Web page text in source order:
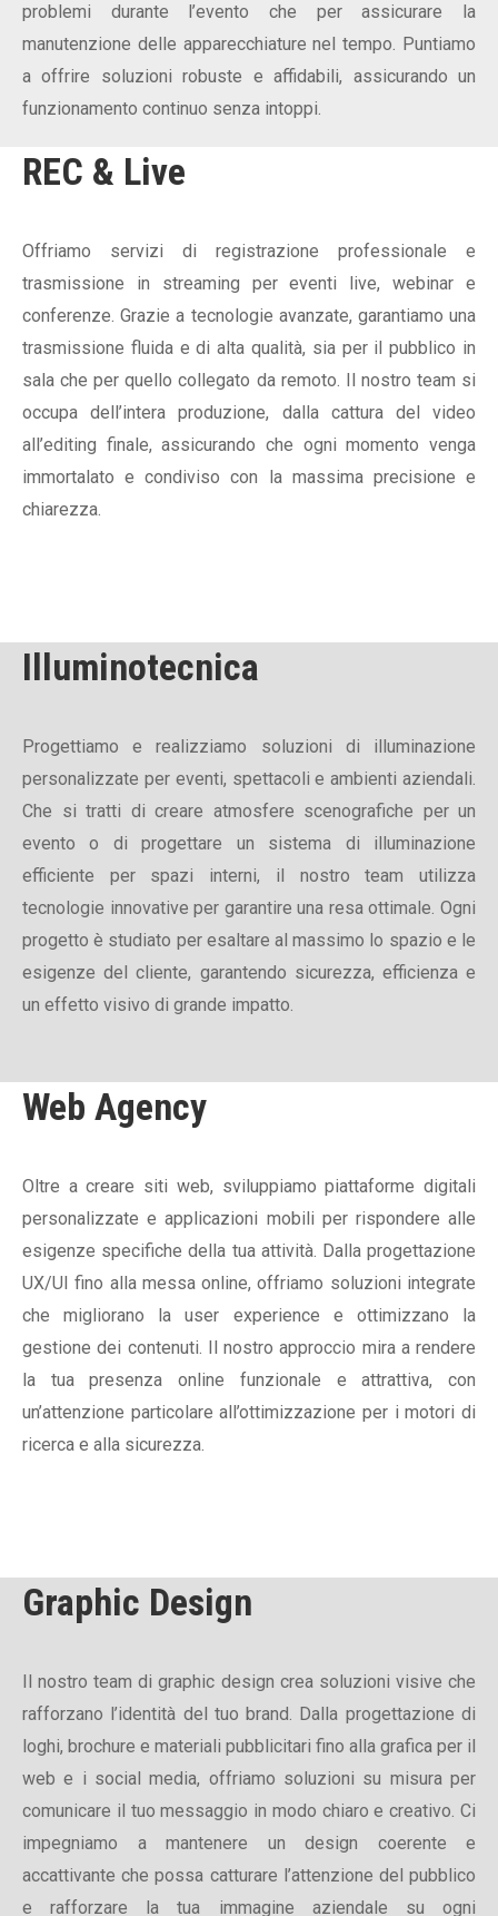
problemi durante l’evento che per assicurare la
manutenzione delle apparecchiature nel tempo. Puntiamo
a offrire soluzioni robuste e affidabili, assicurando un
funzionamento continuo senza intoppi.
REC & Live
Offriamo servizi di registrazione professionale e
trasmissione in streaming per eventi live, webinar e
conferenze. Grazie a tecnologie avanzate, garantiamo una
trasmissione fluida e di alta qualità, sia per il pubblico in
sala che per quello collegato da remoto. Il nostro team si
occupa dell’intera produzione, dalla cattura del video
all’editing finale, assicurando che ogni momento venga
immortalato e condiviso con la massima precisione e
chiarezza.
Illuminotecnica
Progettiamo e realizziamo soluzioni di illuminazione
personalizzate per eventi, spettacoli e ambienti aziendali.
Che si tratti di creare atmosfere scenografiche per un
evento o di progettare un sistema di illuminazione
efficiente per spazi interni, il nostro team utilizza
tecnologie innovative per garantire una resa ottimale. Ogni
progetto è studiato per esaltare al massimo lo spazio e le
esigenze del cliente, garantendo sicurezza, efficienza e
un effetto visivo di grande impatto.
Web Agency
Oltre a creare siti web, sviluppiamo piattaforme digitali
personalizzate e applicazioni mobili per rispondere alle
esigenze specifiche della tua attività. Dalla progettazione
UX/UI fino alla messa online, offriamo soluzioni integrate
che migliorano la user experience e ottimizzano la
gestione dei contenuti. Il nostro approccio mira a rendere
la tua presenza online funzionale e attrattiva, con
un’attenzione particolare all’ottimizzazione per i motori di
ricerca e alla sicurezza.
Graphic Design
Il nostro team di graphic design crea soluzioni visive che
rafforzano l’identità del tuo brand. Dalla progettazione di
loghi, brochure e materiali pubblicitari fino alla grafica per il
web e i social media, offriamo soluzioni su misura per
comunicare il tuo messaggio in modo chiaro e creativo. Ci
impegniamo a mantenere un design coerente e
accattivante che possa catturare l’attenzione del pubblico
e rafforzare la tua immagine aziendale su ogni